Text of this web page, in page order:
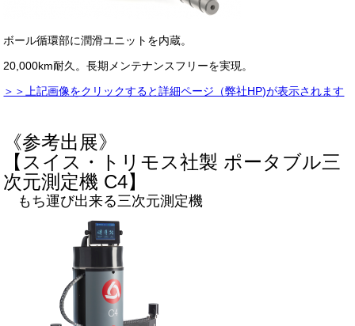
ボール循環部に潤滑ユニットを内蔵。
20,000km耐久。長期メンテナンスフリーを実現。
＞＞上記画像をクリックすると詳細ページ（弊社HP)が表示されます
《参考出展》
【スイス・トリモス社製 ポータブル三
次元測定機 C4】
もち運び出来る三次元測定機